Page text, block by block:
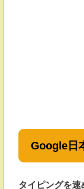
Google日
タイピングを